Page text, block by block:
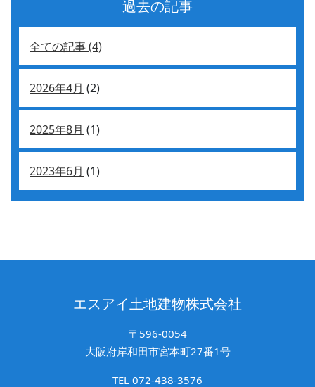
過去の記事
全ての記事 (4)
2026年4月 (2)
2025年8月 (1)
2023年6月 (1)
エスアイ土地建物株式会社
〒596-0054
大阪府岸和田市宮本町27番1号
TEL 072-438-3576